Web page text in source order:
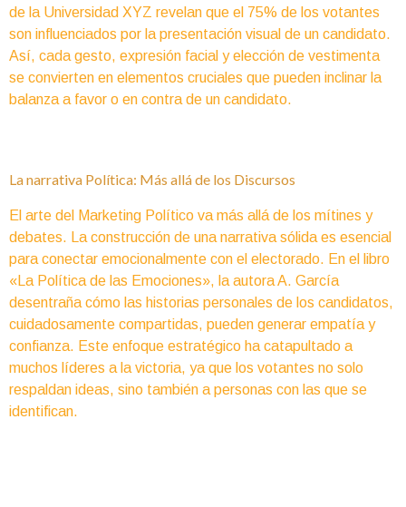
de la Universidad XYZ revelan que el 75% de los votantes
son influenciados por la presentación visual de un candidato.
Así, cada gesto, expresión facial y elección de vestimenta
se convierten en elementos cruciales que pueden inclinar la
balanza a favor o en contra de un candidato.
La narrativa Política: Más allá de los Discursos
El arte del Marketing Político va más allá de los mítines y
debates. La construcción de una narrativa sólida es esencial
para conectar emocionalmente con el electorado. En el libro
«La Política de las Emociones», la autora A. García
desentraña cómo las historias personales de los candidatos,
cuidadosamente compartidas, pueden generar empatía y
confianza. Este enfoque estratégico ha catapultado a
muchos líderes a la victoria, ya que los votantes no solo
respaldan ideas, sino también a personas con las que se
identifican.